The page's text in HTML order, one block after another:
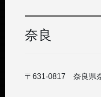
奈良
〒631-0817 奈良県